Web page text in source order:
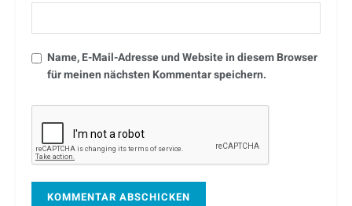
Name, E-Mail-Adresse und Website in diesem Browser
für meinen nächsten Kommentar speichern.